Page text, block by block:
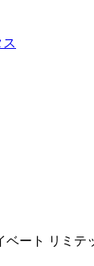
ベート リミテ